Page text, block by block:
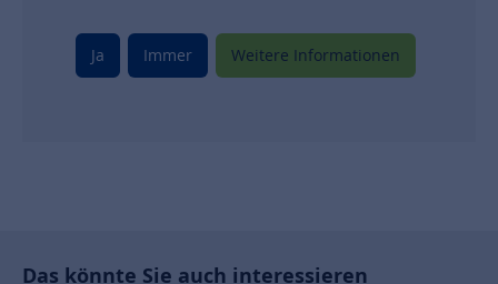
Ja Immer Weitere Informationen
Das könnte Sie auch interessieren